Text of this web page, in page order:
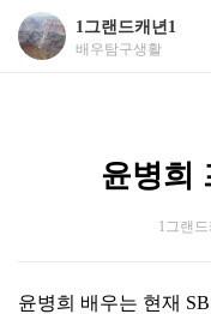
1그랜드캐년1
배우탐구생활
윤병희
1그랜
윤병희 배우는 현재